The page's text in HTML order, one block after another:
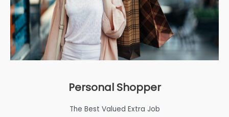
Personal Shopper
The Best Valued Extra Job